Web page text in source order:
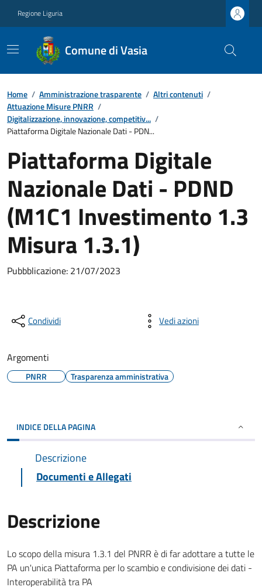
Regione Liguria
Comune di Vasia
Home / Amministrazione trasparente / Altri contenuti /
Attuazione Misure PNRR /
Digitalizzazione, innovazione, competitiv... /
Piattaforma Digitale Nazionale Dati - PDN...
Piattaforma Digitale
Nazionale Dati - PDND
(M1C1 Investimento 1.3
Misura 1.3.1)
Pubbblicazione: 21/07/2023
Condividi Vedi azioni
Argomenti
PNRR Trasparenza amministrativa
INDICE DELLA PAGINA
Descrizione
Documenti e Allegati
Descrizione
Lo scopo della misura 1.3.1 del PNRR è di far adottare a tutte le
PA un'unica Piattaforma per lo scambio e condivisione dei dati -
Interoperabilità tra PA